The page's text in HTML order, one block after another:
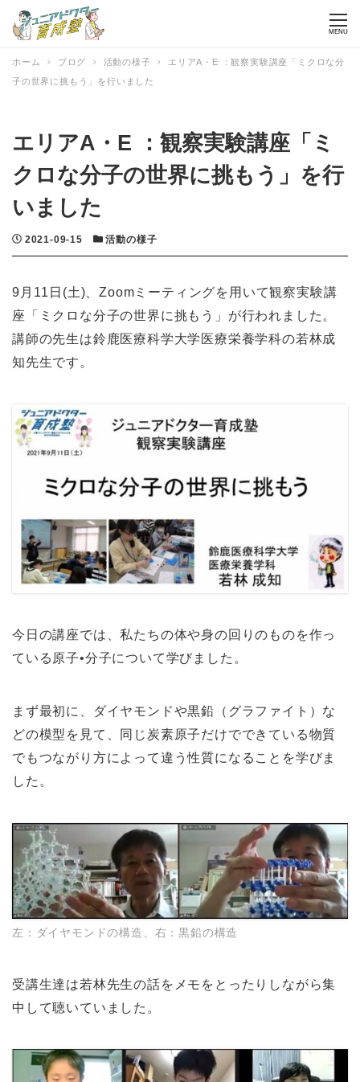
MENU
ホーム ブログ 活動の様子
エリアA・E ：観察実験講座「ミクロな分
子の世界に挑もう」を行いました
エリアA・E ：観察実験講座「ミ
クロな分子の世界に挑もう」を行
いました
投稿日
2021-09-15 カテゴリー
活動の様子
9月11日(土)、Zoomミーティングを用いて観察実験講
座「ミクロな分子の世界に挑もう」が行われました。
講師の先生は鈴鹿医療科学大学医療栄養学科の若林成
知先生です。
今日の講座では、私たちの体や身の回りのものを作っ
ている原子•分子について学びました。
まず最初に、ダイヤモンドや黒鉛（グラファイト）な
どの模型を見て、同じ炭素原子だけでできている物質
でもつながり方によって違う性質になることを学びま
した。
左：ダイヤモンドの構造、右：黒鉛の構造
受講生達は若林先生の話をメモをとったりしながら集
中して聴いていました。